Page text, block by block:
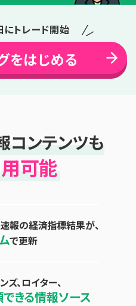
トレード開始
をはじめる
コンテンツも
可能
報の経済指標結果が、
で更新
ズ、ロイター、
きる情報ソース